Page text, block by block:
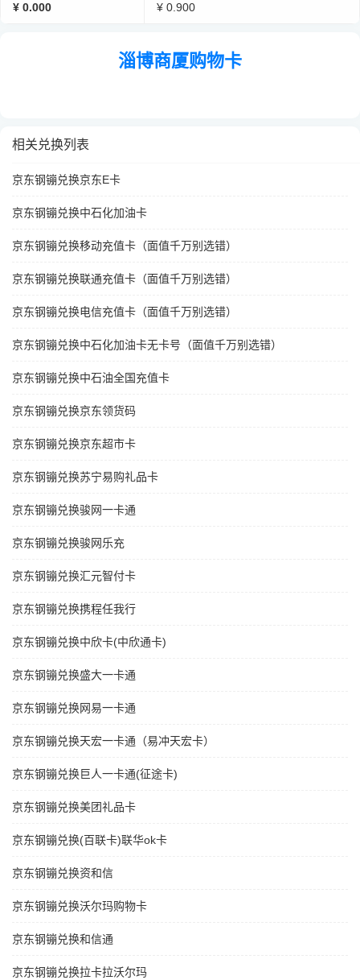
¥ 0.000 ¥ 0.900
淄博商厦购物卡
相关兑换列表
京东钢镚兑换京东E卡
京东钢镚兑换中石化加油卡
京东钢镚兑换移动充值卡（面值千万别选错）
京东钢镚兑换联通充值卡（面值千万别选错）
京东钢镚兑换电信充值卡（面值千万别选错）
京东钢镚兑换中石化加油卡无卡号（面值千万别选错）
京东钢镚兑换中石油全国充值卡
京东钢镚兑换京东领货码
京东钢镚兑换京东超市卡
京东钢镚兑换苏宁易购礼品卡
京东钢镚兑换骏网一卡通
京东钢镚兑换骏网乐充
京东钢镚兑换汇元智付卡
京东钢镚兑换携程任我行
京东钢镚兑换中欣卡(中欣通卡)
京东钢镚兑换盛大一卡通
京东钢镚兑换网易一卡通
京东钢镚兑换天宏一卡通（易冲天宏卡）
京东钢镚兑换巨人一卡通(征途卡)
京东钢镚兑换美团礼品卡
京东钢镚兑换(百联卡)联华ok卡
京东钢镚兑换资和信
京东钢镚兑换沃尔玛购物卡
京东钢镚兑换和信通
京东钢镚兑换拉卡拉沃尔玛